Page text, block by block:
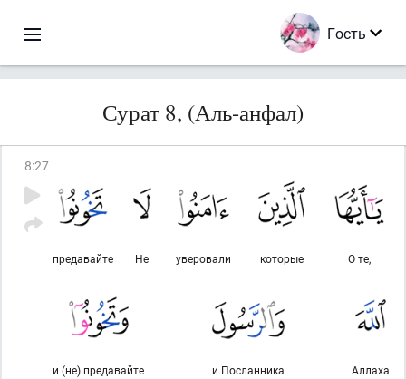
Гость
Сурат 8, (Аль-анфал)
8:27
О те,
которые
уверовали
Не
предавайте
Аллаха
и Посланника
и (не) предавайте